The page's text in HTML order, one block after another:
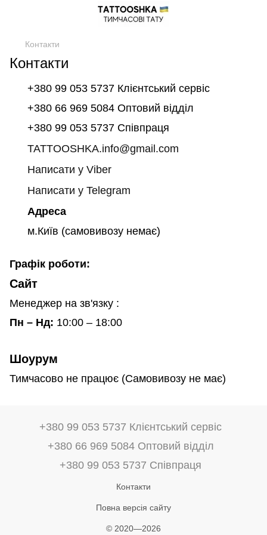
Контакти
Контакти
+380 99 053 5737 Клієнтський сервіс
+380 66 969 5084 Оптовий відділ
+380 99 053 5737 Співпраця
TATTOOSHKA.info@gmail.com
Написати у Viber
Написати у Telegram
Адреса
м.Київ (самовивозу немає)
Графік роботи:
Сайт
Менеджер на зв'язку :
Пн – Нд: 10:00 – 18:00
Шоурум
Тимчасово не працює (Самовивозу не має)
+380 99 053 5737 Клієнтський сервіс
+380 66 969 5084 Оптовий відділ
+380 99 053 5737 Співпраця
Контакти
Повна версія сайту
© 2020—2026